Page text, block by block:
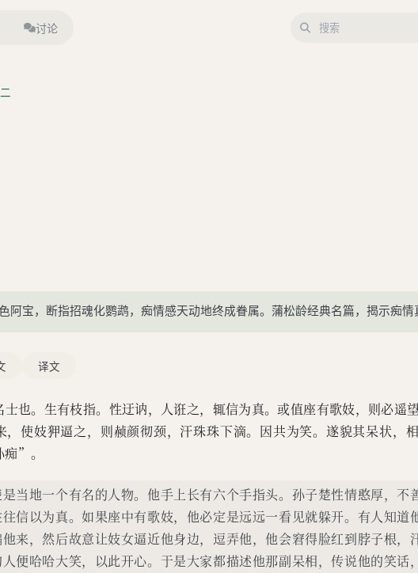
讨论
阿宝，断指招魂化鹦鹉，痴情感天动地终成眷属。蒲松龄经典名篇，揭示痴情
译文
士也。生有枝指。性迂讷，人诳之，辄信为真。或值座有歌妓，则必遥
，使妓狎逼之，则赪颜彻颈，汗珠珠下滴。因共为笑。遂貌其呆状，
”。
当地一个有名的人物。他手上长有六个手指头。孙子楚性情憨厚，不
信以为真。如果座中有歌妓，他必定是远远一看见就躲开。有人知道
来，然后故意让妓女逼近他身边，逗弄他，他会窘得脸红到脖子根，
便哈哈大笑，以此开心。于是大家都描述他那副呆相，传说他的笑话